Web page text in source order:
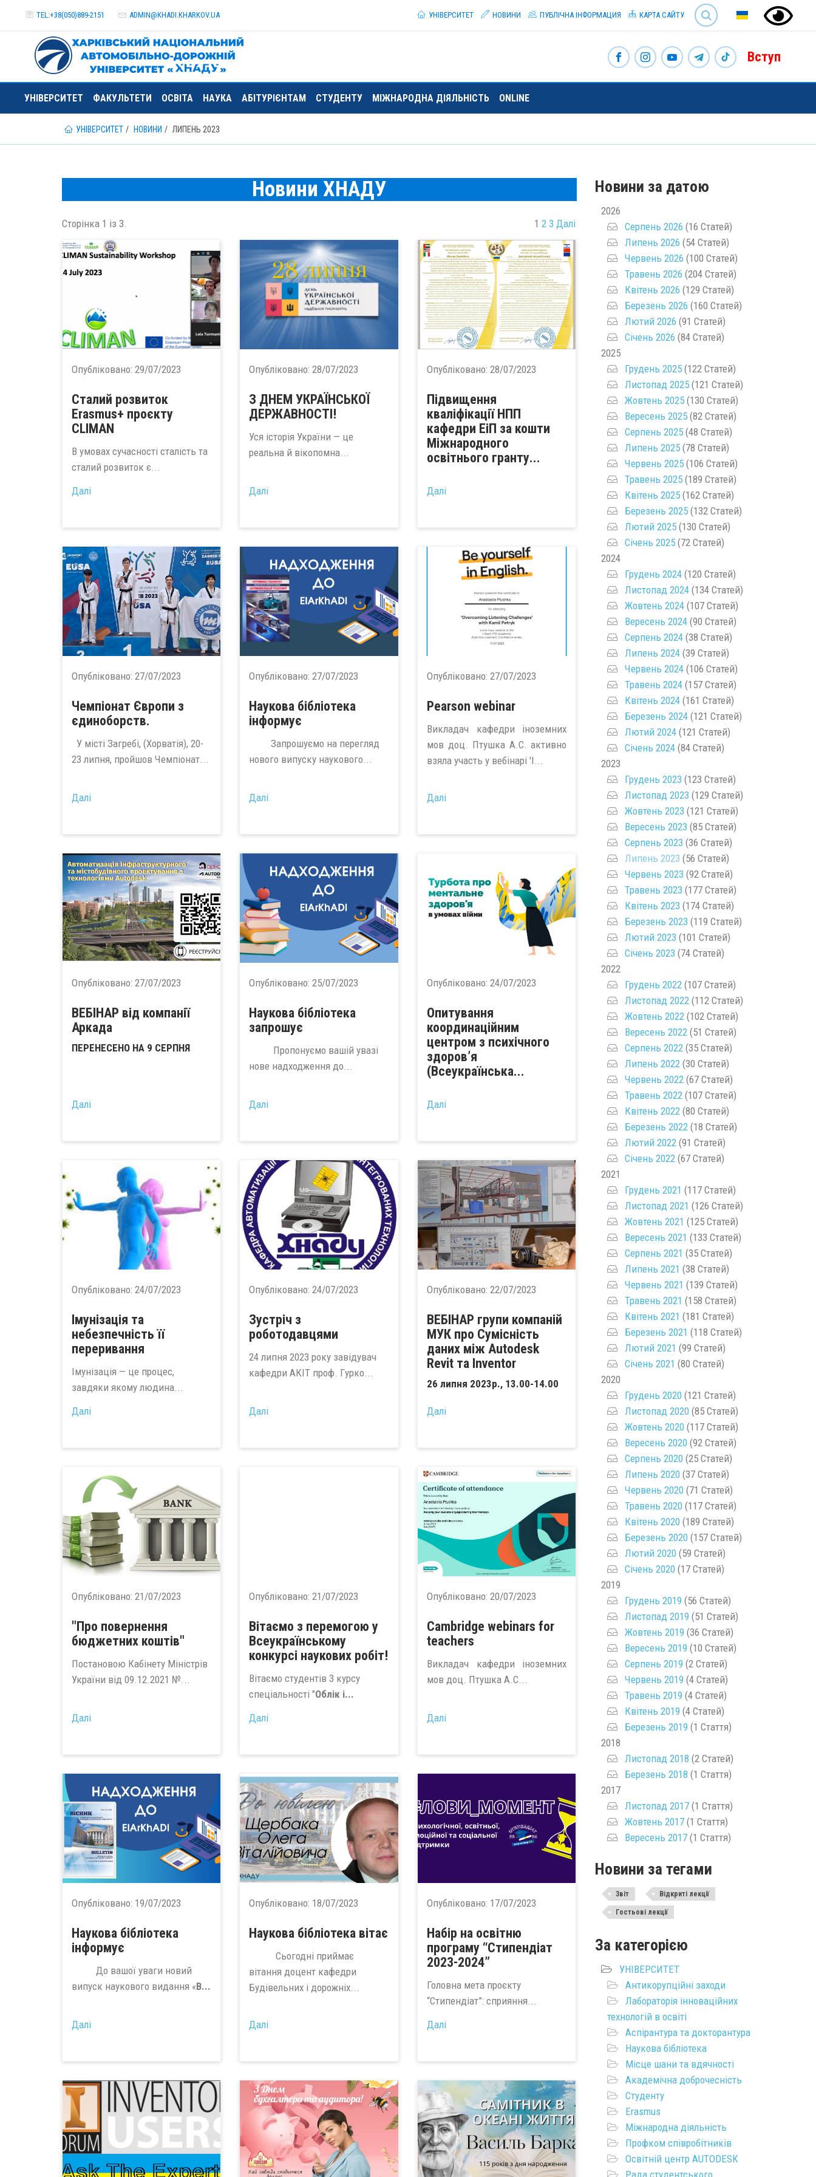
TEL:+38(050)889-2151 ADMIN@KHADI.KHARKOV.UA
SEARCH
УНІВЕРСИТЕТ
НОВИНИ ПУБЛІЧНА ІНФОРМАЦИЯ КАРТА САЙТУ
Вступ
УНІВЕРСИТЕТ ФАКУЛЬТЕТИ ОСВІТА НАУКА АБІТУРІЄНТАМ СТУДЕНТУ МІЖНАРОДНА ДІЯЛЬНІСТЬ ONLINE
УНІВЕРСИТЕТ НОВИНИ ЛИПЕНЬ 2023
Новини ХНАДУ
Сторінка 1 із 3. 1 2 3 Далі
Опубліковано: 29/07/2023
Сталий розвиток
Erasmus+ проєкту
CLIMAN
В умовах сучасності сталість та
сталий розвиток є...
Далі
Опубліковано:28/07/2023
З ДНЕМ УКРАЇНСЬКОЇ
ДЕРЖАВНОСТІ!
Уся історія України — це
реальна й вікопомна...
Далі
Опубліковано: 28/07/2023
Підвищення
кваліфікації НПП
кафедри ЕіП за кошти
Міжнародного
освітнього гранту...
Далі
Опубліковано: 27/07/2023
Чемпіонат Європи з
єдиноборств.
У місті Загребі, (Хорватія), 20-
23 липня, пройшов Чемпіонат...
Далі
Опубліковано:27/07/2023
Наукова бібліотека
інформує
Запрошуємо на перегляд
нового випуску наукового...
Далі
Опубліковано: 27/07/2023
Pearson webinar
Викладач кафедри іноземних
мов доц. Птушка А.С. активно
взяла участь у вебінарі 'I...
Далі
Опубліковано: 27/07/2023
ВЕБІНАР від компанії
Аркада
ПЕРЕНЕСЕНО НА 9 СЕРПНЯ
Далі
Опубліковано:25/07/2023
Наукова бібліотека
запрошує
Пропонуємо вашій увазі
нове надходження до...
Далі
Опубліковано: 24/07/2023
Опитування
координаційним
центром з психічного
здоров’я
(Всеукраїнська...
Далі
Опубліковано: 24/07/2023
Імунізація та
небезпечність її
переривання
Імунізація — це процес,
завдяки якому людина...
Далі
Опубліковано:24/07/2023
Зустріч з
роботодавцями
24 липня 2023 року завідувач
кафедри АКІТ проф. Гурко...
Далі
Опубліковано: 22/07/2023
ВЕБІНАР групи компаній
МУК про Сумісність
даних між Autodesk
Revit та Inventor
26 липня 2023р., 13.00-14.00
Далі
Опубліковано: 21/07/2023
"Про повернення
бюджетних коштів"
Постановою Кабінету Міністрів
України від 09.12.2021 №...
Далі
Опубліковано:21/07/2023
Вітаємо з перемогою у
Всеукраїнському
конкурсі наукових робіт!
Вітаємо студентів 3 курсу
спеціальності "Облік і...
Далі
Опубліковано: 20/07/2023
Cambridge webinars for
teachers
Викладач кафедри іноземних
мов доц. Птушка А.С...
Далі
Опубліковано: 19/07/2023
Наукова бібліотека
інформує
До вашої уваги новий
випуск наукового видання «В...
Далі
Опубліковано: 18/07/2023
Наукова бібліотека вітає
Сьогодні приймає
вітання доцент кафедри
Будівельних і дорожніх...
Далі
Опубліковано: 17/07/2023
Набір на освітню
програму “Стипендіат
2023-2024”
Головна мета проєкту
“Стипендіат”: сприяння...
Далі
Новини за датою
2026
Серпень 2026 (16 Статей)
Липень 2026 (54 Статей)
Червень 2026 (100 Статей)
Травень 2026 (204 Статей)
Квітень 2026 (129 Статей)
Березень 2026 (160 Статей)
Лютий 2026 (91 Статей)
Січень 2026 (84 Статей)
2025
Грудень 2025(122 Статей)
Листопад 2025(121 Статей)
Жовтень 2025(130 Статей)
Вересень 2025(82 Статей)
Серпень 2025(48 Статей)
Липень 2025(78 Статей)
Червень 2025(106 Статей)
Травень 2025(189 Статей)
Квітень 2025(162 Статей)
Березень 2025(132 Статей)
Лютий 2025(130 Статей)
Січень 2025(72 Статей)
2024
Грудень 2024(120 Статей)
Листопад 2024(134 Статей)
Жовтень 2024(107 Статей)
Вересень 2024(90 Статей)
Серпень 2024(38 Статей)
Липень 2024(39 Статей)
Червень 2024(106 Статей)
Травень 2024(157 Статей)
Квітень 2024(161 Статей)
Березень 2024(121 Статей)
Лютий 2024(121 Статей)
Січень 2024(84 Статей)
2023
Грудень 2023 (123 Статей)
Листопад 2023 (129 Статей)
Жовтень 2023 (121 Статей)
Вересень 2023 (85 Статей)
Серпень 2023 (36 Статей)
Липень 2023 (56 Статей)
Червень 2023 (92 Статей)
Травень 2023 (177 Статей)
Квітень 2023 (174 Статей)
Березень 2023 (119 Статей)
Лютий 2023 (101 Статей)
Січень 2023 (74 Статей)
2022
Грудень 2022(107 Статей)
Листопад 2022(112 Статей)
Жовтень 2022(102 Статей)
Вересень 2022(51 Статей)
Серпень 2022(35 Статей)
Липень 2022(30 Статей)
Червень 2022(67 Статей)
Травень 2022(107 Статей)
Квітень 2022(80 Статей)
Березень 2022(18 Статей)
Лютий 2022(91 Статей)
Січень 2022(67 Статей)
2021
Грудень 2021 (117 Статей)
Листопад 2021 (126 Статей)
Жовтень 2021 (125 Статей)
Вересень 2021 (133 Статей)
Серпень 2021 (35 Статей)
Липень 2021 (38 Статей)
Червень 2021 (139 Статей)
Травень 2021 (158 Статей)
Квітень 2021 (181 Статей)
Березень 2021 (118 Статей)
Лютий 2021 (99 Статей)
Січень 2021 (80 Статей)
2020
Грудень 2020(121 Статей)
Листопад 2020(85 Статей)
Жовтень 2020(117 Статей)
Вересень 2020(92 Статей)
Серпень 2020(25 Статей)
Липень 2020(37 Статей)
Червень 2020(71 Статей)
Травень 2020(117 Статей)
Квітень 2020(189 Статей)
Березень 2020(157 Статей)
Лютий 2020(59 Статей)
Січень 2020(17 Статей)
2019
Грудень 2019 (56 Статей)
Листопад 2019 (51 Статей)
Жовтень 2019 (36 Статей)
Вересень 2019 (10 Статей)
Серпень 2019 (2 Статей)
Червень 2019 (4 Статей)
Травень 2019 (4 Статей)
Квітень 2019 (4 Статей)
Березень 2019 (1 Стаття)
2018
Листопад 2018 (2 Статей)
Березень 2018 (1 Стаття)
2017
Листопад 2017(1 Стаття)
Жовтень 2017(1 Стаття)
Вересень 2017(1 Стаття)
Новини за тегами
Звіт Відкриті лекції
Гостьові лекції
За категорією
УНІВЕРСИТЕТ
Антикорупційні заходи
Лабораторія інноваційних
технологій в освіті
Аспірантура та докторантура
Наукова бібліотека
Місце шани та вдячності
Академічна доброчесність
Студенту
Erasmus
Міжнародна діяльність
Профком співробітників
Освітній центр AUTODESK
Рада студентського